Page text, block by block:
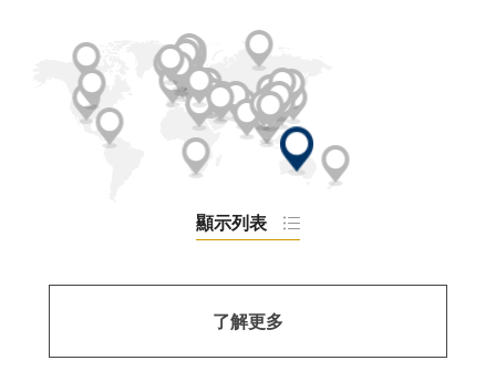
顯示列表
了解更多